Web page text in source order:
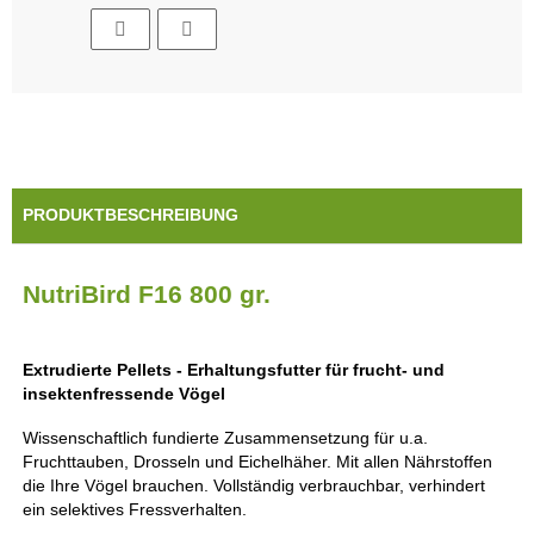
PRODUKTBESCHREIBUNG
NutriBird F16 800 gr.
Extrudierte Pellets - Erhaltungsfutter für frucht- und
insektenfressende Vögel
Wissenschaftlich fundierte Zusammensetzung für u.a.
Fruchttauben, Drosseln und Eichelhäher. Mit allen Nährstoffen
die Ihre Vögel brauchen. Vollständig verbrauchbar, verhindert
ein selektives Fressverhalten.